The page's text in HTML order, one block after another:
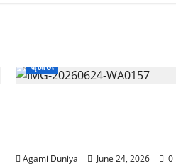
କ୍ରୀଡା
Agami Duniya June 24, 2026 0